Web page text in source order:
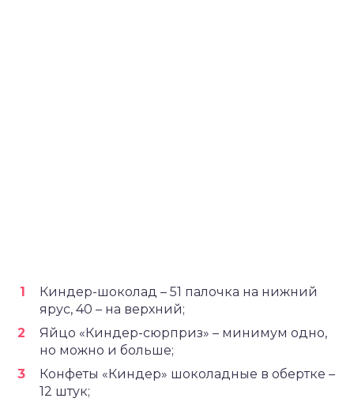
Киндер-шоколад – 51 палочка на нижний
ярус, 40 – на верхний;
Яйцо «Киндер-сюрприз» – минимум одно,
но можно и больше;
Конфеты «Киндер» шоколадные в обертке –
12 штук;